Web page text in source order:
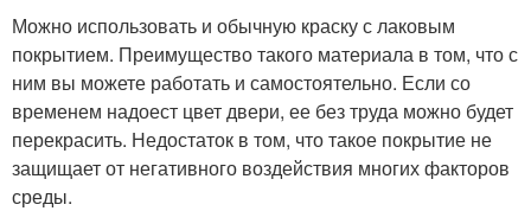
Можно использовать и обычную краску с лаковым
покрытием. Преимущество такого материала в том, что с
ним вы можете работать и самостоятельно. Если со
временем надоест цвет двери, ее без труда можно будет
перекрасить. Недостаток в том, что такое покрытие не
защищает от негативного воздействия многих факторов
среды.